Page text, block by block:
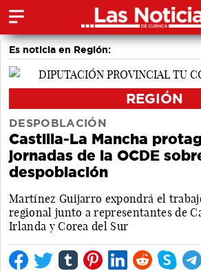
Es noticia en Región:
REGIÓN
DESPOBLACIÓN
Castilla-La Mancha
jornadas de la OCDE
despoblación
Martínez Guijarro expondrá el
regional junto a representantes de
Irlanda y Corea del Sur